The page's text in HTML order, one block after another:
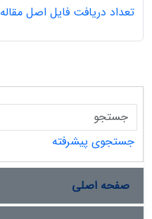
تعداد دریافت فایل اصل مقاله
جستجوی پیشرفته
صفحه اصلی